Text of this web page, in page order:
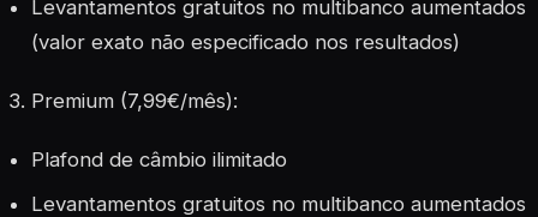
Levantamentos gratuitos no multibanco aumentados
(valor exato não especificado nos resultados)
Premium (7,99€/mês):
Plafond de câmbio ilimitado
Levantamentos gratuitos no multibanco aumentados